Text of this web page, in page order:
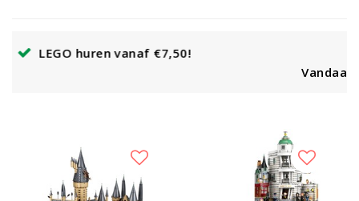
Vandaag besteld, binnen enkele